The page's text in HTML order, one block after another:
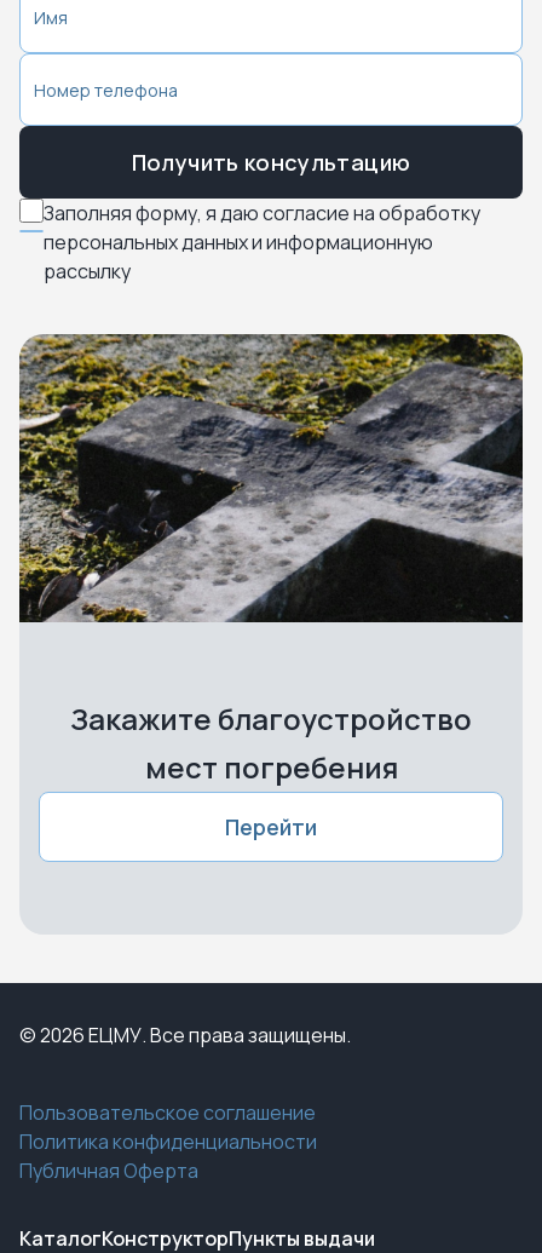
Заполняя форму, я даю согласие на обработку
персональных данных и информационную
рассылку
Получить консультацию
Закажите благоустройство
мест погребения
Перейти
© 2026 ЕЦМУ. Все права защищены.
Пользовательское соглашение
Политика конфиденциальности
Публичная Оферта
КаталогКонструкторПункты выдачи